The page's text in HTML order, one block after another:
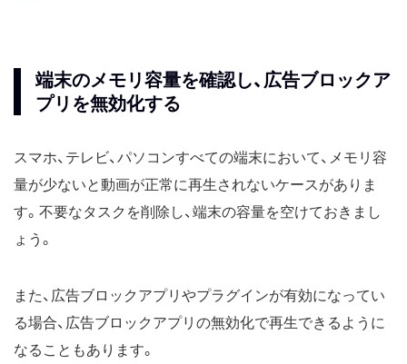
端末のメモリ容量を確認し、広告ブロックア
プリを無効化する
スマホ、テレビ、パソコンすべての端末において、メモリ容
量が少ないと動画が正常に再生されないケースがありま
す。不要なタスクを削除し、端末の容量を空けておきまし
ょう。
また、広告ブロックアプリやプラグインが有効になってい
る場合、広告ブロックアプリの無効化で再生できるように
なることもあります。